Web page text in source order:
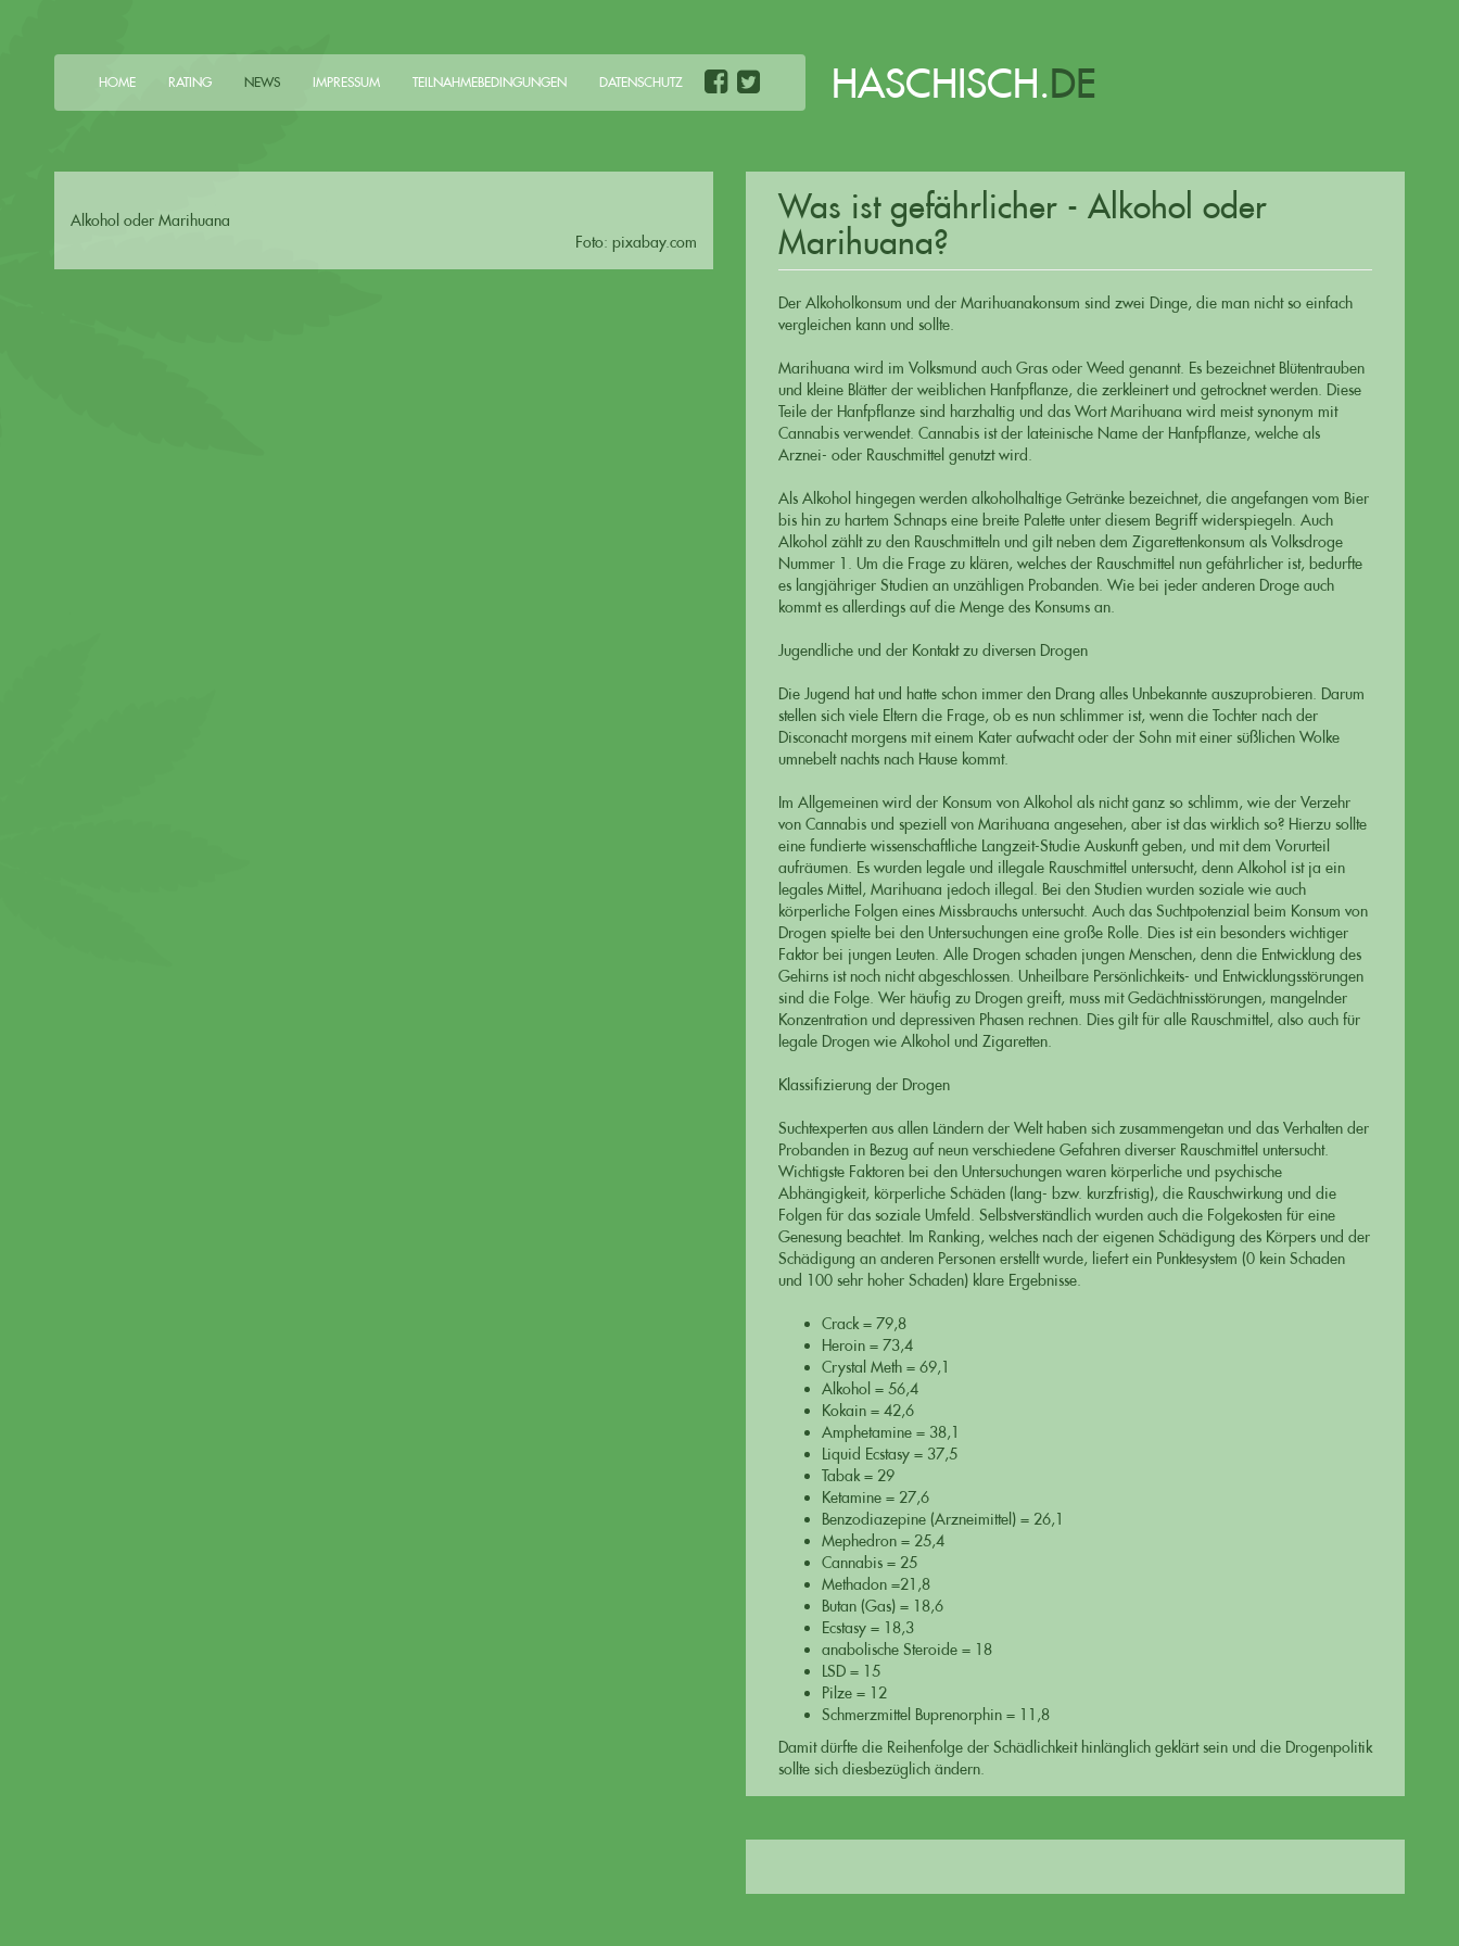
HOME RATING NEWS IMPRESSUM TEILNAHMEBEDINGUNGEN DATENSCHUTZ HASCHISCH.DE
Alkohol oder Marihuana
Foto: pixabay.com
Was ist gefährlicher - Alkohol oder
Marihuana?
Der Alkoholkonsum und der Marihuanakonsum sind zwei Dinge, die man nicht so einfach
vergleichen kann und sollte.
Marihuana wird im Volksmund auch Gras oder Weed genannt. Es bezeichnet Blütentrauben
und kleine Blätter der weiblichen Hanfpflanze, die zerkleinert und getrocknet werden. Diese
Teile der Hanfpflanze sind harzhaltig und das Wort Marihuana wird meist synonym mit
Cannabis verwendet. Cannabis ist der lateinische Name der Hanfpflanze, welche als
Arznei- oder Rauschmittel genutzt wird.
Als Alkohol hingegen werden alkoholhaltige Getränke bezeichnet, die angefangen vom Bier
bis hin zu hartem Schnaps eine breite Palette unter diesem Begriff widerspiegeln. Auch
Alkohol zählt zu den Rauschmitteln und gilt neben dem Zigarettenkonsum als Volksdroge
Nummer 1. Um die Frage zu klären, welches der Rauschmittel nun gefährlicher ist, bedurfte
es langjähriger Studien an unzähligen Probanden. Wie bei jeder anderen Droge auch
kommt es allerdings auf die Menge des Konsums an.
Jugendliche und der Kontakt zu diversen Drogen
Die Jugend hat und hatte schon immer den Drang alles Unbekannte auszuprobieren. Darum
stellen sich viele Eltern die Frage, ob es nun schlimmer ist, wenn die Tochter nach der
Disconacht morgens mit einem Kater aufwacht oder der Sohn mit einer süßlichen Wolke
umnebelt nachts nach Hause kommt.
Im Allgemeinen wird der Konsum von Alkohol als nicht ganz so schlimm, wie der Verzehr
von Cannabis und speziell von Marihuana angesehen, aber ist das wirklich so? Hierzu sollte
eine fundierte wissenschaftliche Langzeit-Studie Auskunft geben, und mit dem Vorurteil
aufräumen. Es wurden legale und illegale Rauschmittel untersucht, denn Alkohol ist ja ein
legales Mittel, Marihuana jedoch illegal. Bei den Studien wurden soziale wie auch
körperliche Folgen eines Missbrauchs untersucht. Auch das Suchtpotenzial beim Konsum von
Drogen spielte bei den Untersuchungen eine große Rolle. Dies ist ein besonders wichtiger
Faktor bei jungen Leuten. Alle Drogen schaden jungen Menschen, denn die Entwicklung des
Gehirns ist noch nicht abgeschlossen. Unheilbare Persönlichkeits- und Entwicklungsstörungen
sind die Folge. Wer häufig zu Drogen greift, muss mit Gedächtnisstörungen, mangelnder
Konzentration und depressiven Phasen rechnen. Dies gilt für alle Rauschmittel, also auch für
legale Drogen wie Alkohol und Zigaretten.
Klassifizierung der Drogen
Suchtexperten aus allen Ländern der Welt haben sich zusammengetan und das Verhalten der
Probanden in Bezug auf neun verschiedene Gefahren diverser Rauschmittel untersucht.
Wichtigste Faktoren bei den Untersuchungen waren körperliche und psychische
Abhängigkeit, körperliche Schäden (lang- bzw. kurzfristig), die Rauschwirkung und die
Folgen für das soziale Umfeld. Selbstverständlich wurden auch die Folgekosten für eine
Genesung beachtet. Im Ranking, welches nach der eigenen Schädigung des Körpers und der
Schädigung an anderen Personen erstellt wurde, liefert ein Punktesystem (0 kein Schaden
und 100 sehr hoher Schaden) klare Ergebnisse.
Crack = 79,8
Heroin = 73,4
Crystal Meth = 69,1
Alkohol = 56,4
Kokain = 42,6
Amphetamine = 38,1
Liquid Ecstasy = 37,5
Tabak = 29
Ketamine = 27,6
Benzodiazepine (Arzneimittel) = 26,1
Mephedron = 25,4
Cannabis = 25
Methadon =21,8
Butan (Gas) = 18,6
Ecstasy = 18,3
anabolische Steroide = 18
LSD = 15
Pilze = 12
Schmerzmittel Buprenorphin = 11,8
Damit dürfte die Reihenfolge der Schädlichkeit hinlänglich geklärt sein und die Drogenpolitik
sollte sich diesbezüglich ändern.